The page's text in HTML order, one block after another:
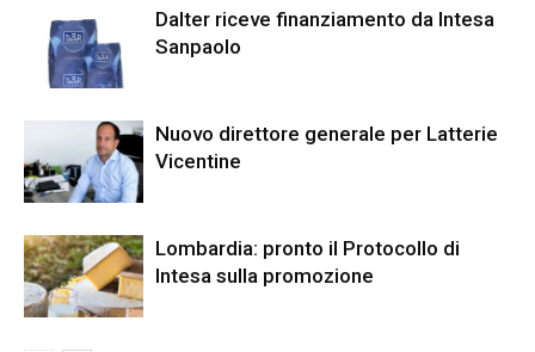
Dalter riceve finanziamento da Intesa
Sanpaolo
Nuovo direttore generale per Latterie
Vicentine
Lombardia: pronto il Protocollo di
Intesa sulla promozione